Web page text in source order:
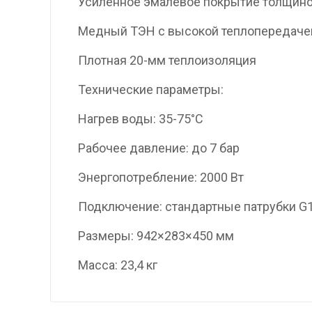
Медный ТЭН с высокой
Плотная 20-мм теплоизоляция
Технические параметры:
Нагрев воды: 35-75°C
Рабочее давление: до 7 бар
Энергопотребление: 2000 Вт
Подключение: стандартные патрубки
Размеры: 942×283×450 мм
Масса: 23,4 кг